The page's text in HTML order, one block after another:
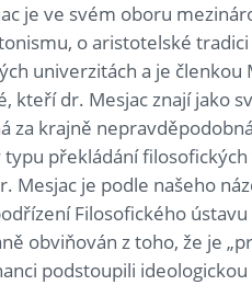
je ve svém oboru
o aristotelské
univerzitách a je
kteří dr. Mesjac znají jako
za krajně
překládání
Mesjac je podle našeho
Filosofického
obviňován z toho, že je
podstoupili